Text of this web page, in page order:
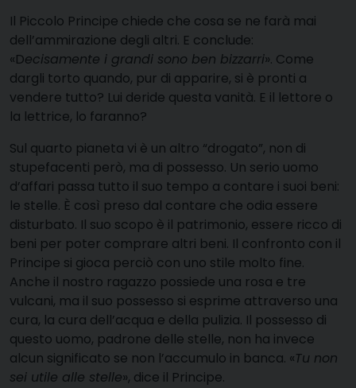
Il Piccolo Principe chiede che cosa se ne farà mai
dell’ammirazione degli altri. E conclude:
«Decisamente i grandi sono ben bizzarri». Come
dargli torto quando, pur di apparire, si è pronti a
vendere tutto? Lui deride questa vanità. E il lettore o
la lettrice, lo faranno?
Sul quarto pianeta vi è un altro “drogato”, non di
stupefacenti però, ma di possesso. Un serio uomo
d’affari passa tutto il suo tempo a contare i suoi beni:
le stelle. È così preso dal contare che odia essere
disturbato. Il suo scopo è il patrimonio, essere ricco di
beni per poter comprare altri beni. Il confronto con il
Principe si gioca perciò con uno stile molto fine.
Anche il nostro ragazzo possiede una rosa e tre
vulcani, ma il suo possesso si esprime attraverso una
cura, la cura dell’acqua e della pulizia. Il possesso di
questo uomo, padrone delle stelle, non ha invece
alcun significato se non l’accumulo in banca. «Tu non
sei utile alle stelle», dice il Principe.